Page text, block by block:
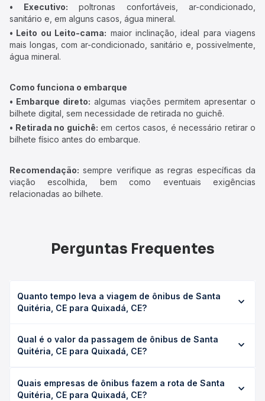
• Executivo: poltronas confortáveis, ar-condicionado,
sanitário e, em alguns casos, água mineral.
• Leito ou Leito-cama: maior inclinação, ideal para viagens
mais longas, com ar-condicionado, sanitário e, possivelmente,
água mineral.
Como funciona o embarque
• Embarque direto: algumas viações permitem apresentar o
bilhete digital, sem necessidade de retirada no guichê.
• Retirada no guichê: em certos casos, é necessário retirar o
bilhete físico antes do embarque.
Recomendação: sempre verifique as regras específicas da
viação escolhida, bem como eventuais exigências
relacionadas ao bilhete.
Perguntas Frequentes
Quanto tempo leva a viagem de ônibus de Santa
Quitéria, CE para Quixadá, CE?
CE leva em média 4h 34min, podendo variar conforme a
viação, o tipo de serviço (convencional, executivo ou
exata de cada opção na data desejada.
Qual é o valor da passagem de ônibus de Santa
Quitéria, CE para Quixadá, CE?
para Quixadá, CE custa em média R$ 57,20 e varia
conforme a data da viagem, a empresa, o tipo de poltrona
Quais empresas de ônibus fazem a rota de Santa
Quitéria, CE para Quixadá, CE?